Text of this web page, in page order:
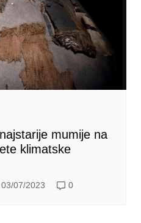
mumije na
klimatske
03/07/2023 0